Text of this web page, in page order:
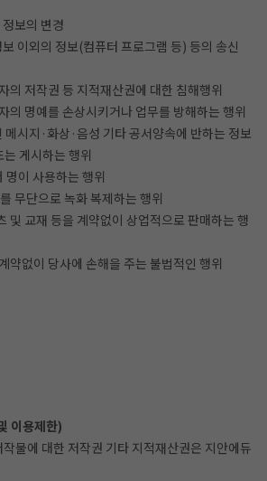
보의 변경
이외의 정보(컴퓨터 프로그램 등) 등의 송신
의 저작권 등 지적재산권에 대한 침해행위
의 명예를 손상시키거나 업무를 방해하는 행위
메시지·화상·음성 기타 공서양속에 반하는 정보
게시하는 행위
명이 사용하는 행위
무단으로 녹화 복제하는 행위
및 교재 등을 계약없이 상업적으로 판매하는 행
약없이 당사에 손해을 주는 불법적인 행위
이용제한)
물에 대한 저작권 기타 지적재산권은 지안에듀